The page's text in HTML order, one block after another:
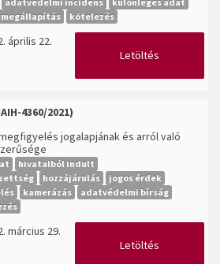
megállapítás kötelezés
április 22.
Letöltés
4360/2021)
jogalapjának és arról való
hivatalból indult
hozzájárulás
jogos érdek
kamerázás
adatvédelmi bírság
március 29.
Letöltés